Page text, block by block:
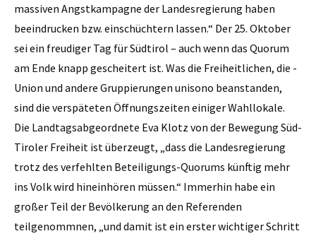
massiven Angstkampagne der Landesregierung haben
beeindrucken bzw. einschüchtern lassen.“ Der 25. Oktober
sei ein freudiger Tag für Südtirol – auch wenn das Quorum
am Ende knapp gescheitert ist. Was die Freiheitlichen, die ­
Union und andere Gruppierungen unisono beanstanden,
sind die verspäteten Öffnungszeiten einiger Wahllokale.
Die Landtagsabgeordnete Eva Klotz von der Bewegung Süd-
Tiroler Freiheit ist überzeugt, „dass die Landesregierung
trotz des verfehlten Beteiligungs-Quorums künftig mehr
ins Volk wird hineinhören müssen.“ Immerhin habe ein
großer Teil der Bevölkerung an den Referenden
teilgenommnen, „und damit ist ein erster wichtiger Schritt